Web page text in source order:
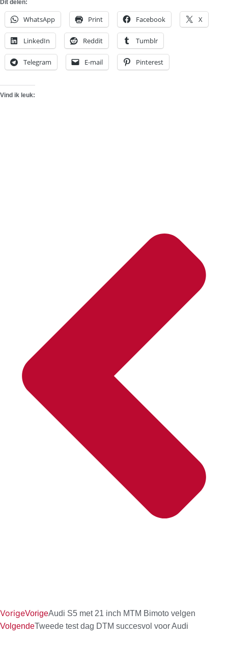
Dit delen:
WhatsApp Print Facebook X
LinkedIn Reddit Tumblr
Telegram E-mail Pinterest
Vind ik leuk:
VorigeVorigeAudi S5 met 21 inch MTM Bimoto velgen
VolgendeTweede test dag DTM succesvol voor Audi